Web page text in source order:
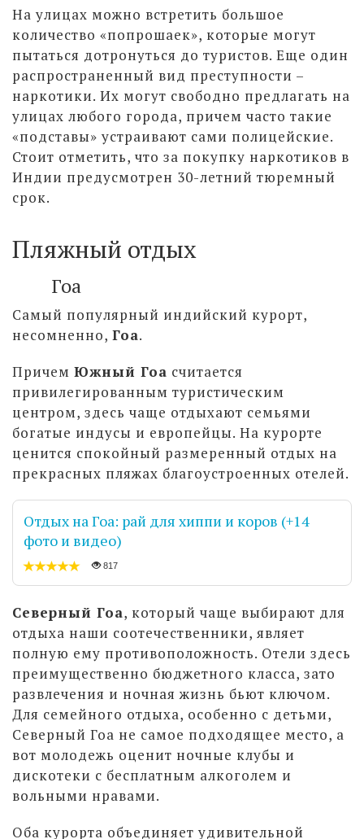
На улицах можно встретить большое
количество «попрошаек», которые могут
пытаться дотронуться до туристов. Еще один
распространенный вид преступности –
наркотики. Их могут свободно предлагать на
улицах любого города, причем часто такие
«подставы» устраивают сами полицейские.
Стоит отметить, что за покупку наркотиков в
Индии предусмотрен 30-летний тюремный
срок.
Пляжный отдых
Гоа
Самый популярный индийский курорт,
несомненно, Гоа.
Причем Южный Гоа считается
привилегированным туристическим
центром, здесь чаще отдыхают семьями
богатые индусы и европейцы. На курорте
ценится спокойный размеренный отдых на
прекрасных пляжах благоустроенных отелей.
Отдых на Гоа: рай для хиппи и коров (+14
фото и видео)
817
Северный Гоа, который чаще выбирают для
отдыха наши соотечественники, являет
полную ему противоположность. Отели здесь
преимущественно бюджетного класса, зато
развлечения и ночная жизнь бьют ключом.
Для семейного отдыха, особенно с детьми,
Северный Гоа не самое подходящее место, а
вот молодежь оценит ночные клубы и
дискотеки с бесплатным алкоголем и
вольными нравами.
Оба курорта объединяет удивительной